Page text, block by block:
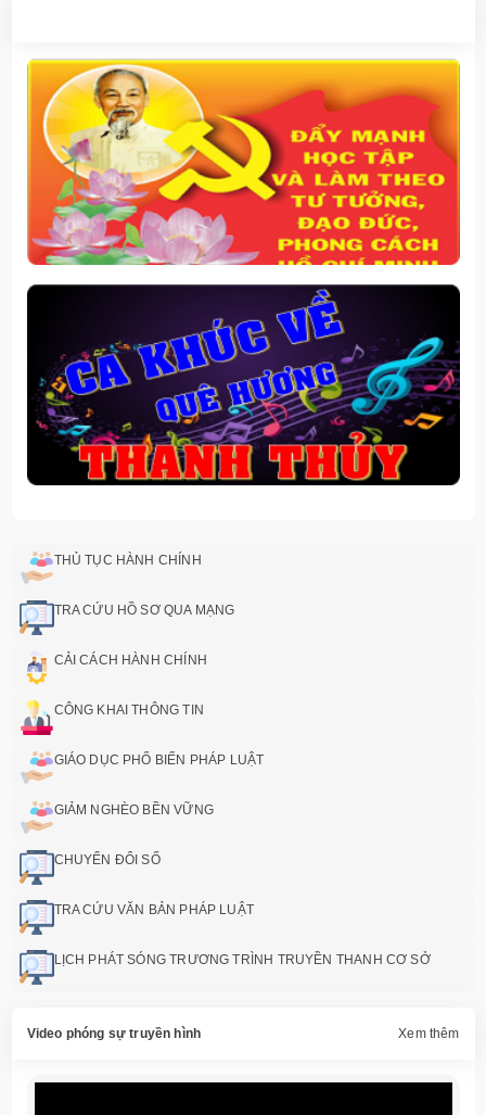
THỦ TỤC HÀNH CHÍNH
TRA CỨU HỒ SƠ QUA MẠNG
CẢI CÁCH HÀNH CHÍNH
CÔNG KHAI THÔNG TIN
GIÁO DỤC PHỔ BIẾN PHÁP LUẬT
GIẢM NGHÈO BỀN VỮNG
CHUYỂN ĐỔI SỐ
TRA CỨU VĂN BẢN PHÁP LUẬT
LỊCH PHÁT SÓNG TRƯƠNG TRÌNH TRUYỀN THANH CƠ SỞ
Video phóng sự truyền hình Xem thêm